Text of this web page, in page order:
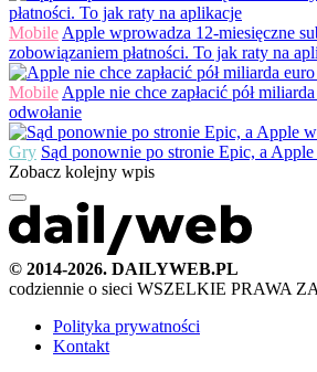
Mobile Apple wprowadza 12-miesięczne
zobowiązaniem płatności. To jak raty na
Mobile Apple nie chce zapłacić pół
odwołanie
Gry Sąd ponownie po stronie Epic, a
Zobacz kolejny wpis
© 2014-2026. DAILYWEB.PL
codziennie o sieci WSZELKIE PRAWA
Polityka prywatności
Kontakt